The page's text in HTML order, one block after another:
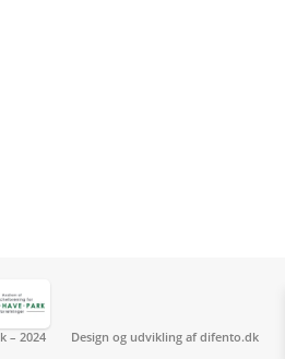
– 2024 Design og udvikling afdifento.dk